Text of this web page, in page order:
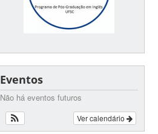
Eventos
Não há eventos futuros
Ver calendário